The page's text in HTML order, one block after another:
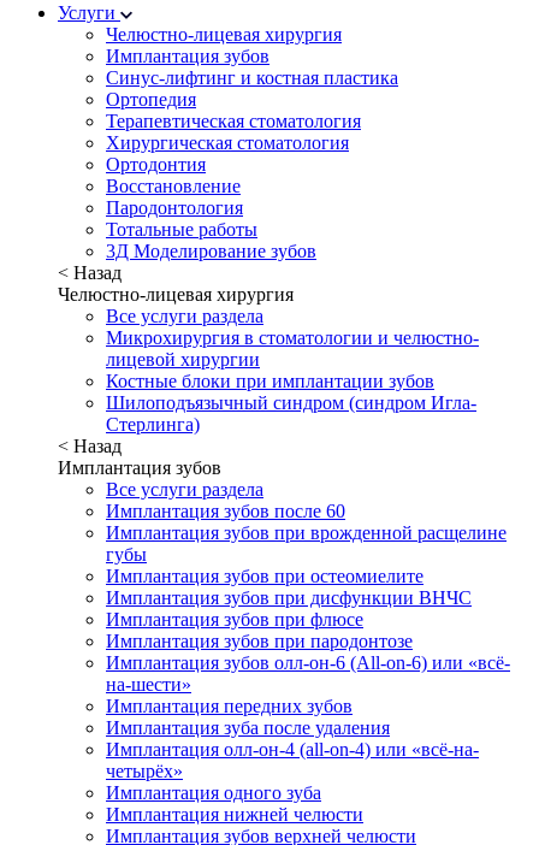
Услуги
Челюстно-лицевая хирургия
Имплантация зубов
Синус-лифтинг и костная пластика
Ортопедия
Терапевтическая стоматология
Хирургическая стоматология
Ортодонтия
Восстановление
Пародонтология
Тотальные работы
3Д Моделирование зубов
< Назад
Челюстно-лицевая хирургия
Все услуги раздела
Микрохирургия в стоматологии и челюстно-
лицевой хирургии
Костные блоки при имплантации зубов
Шилоподъязычный синдром (синдром Игла-
Стерлинга)
< Назад
Имплантация зубов
Все услуги раздела
Имплантация зубов после 60
Имплантация зубов при врожденной расщелине
губы
Имплантация зубов при остеомиелите
Имплантация зубов при дисфункции ВНЧС
Имплантация зубов при флюсе
Имплантация зубов при пародонтозе
Имплантация зубов олл-он-6 (All-on-6) или «всё-
на-шести»
Имплантация передних зубов
Имплантация зуба после удаления
Имплантация олл-он-4 (all-on-4) или «всё-на-
четырёх»
Имплантация одного зуба
Имплантация нижней челюсти
Имплантация зубов верхней челюсти